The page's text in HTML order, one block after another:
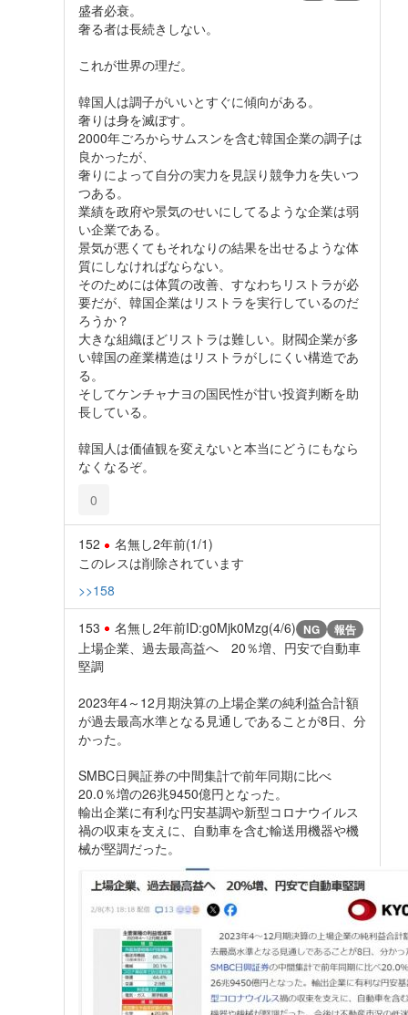
盛者必衰。
奢る者は長続きしない。
これが世界の理だ。
韓国人は調子がいいとすぐに傾向がある。
奢りは身を滅ぼす。
2000年ごろからサムスンを含む韓国企業の調子は
良かったが、
奢りによって自分の実力を見誤り競争力を失いつ
つある。
業績を政府や景気のせいにしてるような企業は弱
い企業である。
景気が悪くてもそれなりの結果を出せるような体
質にしなければならない。
そのためには体質の改善、すなわちリストラが必
要だが、韓国企業はリストラを実行しているのだ
ろうか？
大きな組織ほどリストラは難しい。財閥企業が多
い韓国の産業構造はリストラがしにくい構造であ
る。
そしてケンチャナヨの国民性が甘い投資判断を助
長している。
韓国人は価値観を変えないと本当にどうにもなら
なくなるぞ。
0
152 名無し2年前(1/1)
このレスは削除されています
>>158
153 名無し2年前ID:g0Mjk0Mzg(4/6) NG 報告
上場企業、過去最高益へ 20％増、円安で自動車
堅調
2023年4～12月期決算の上場企業の純利益合計額
が過去最高水準となる見通しであることが8日、分
かった。
SMBC日興証券の中間集計で前年同期に比べ
20.0％増の26兆9450億円となった。
輸出企業に有利な円安基調や新型コロナウイルス
禍の収束を支えに、自動車を含む輸送用機器や機
械が堅調だった。